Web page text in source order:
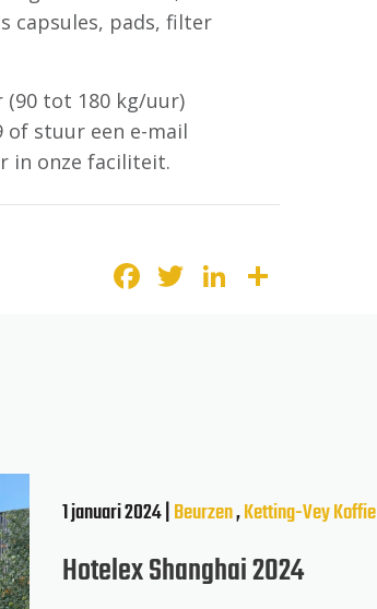
capsules, pads, filter
(90 tot 180 kg/uur)
of stuur een e-mail
in onze faciliteit.
Facebook
TwitterLinkedIn
1 januari 2024 |Beurzen,Ketting-VeyKoffie
Hotelex Shanghai 2024